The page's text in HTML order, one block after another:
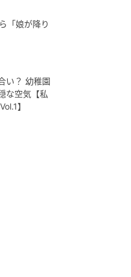
「娘が降り
い？ 幼稚園
な空気【私
】